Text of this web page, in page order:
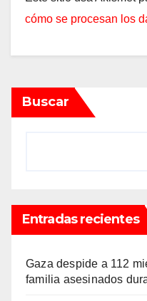
cómo se procesan los
Buscar
Entradas recientes
Gaza despide a 112
familia asesinados